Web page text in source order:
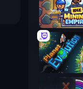
Idle Mining